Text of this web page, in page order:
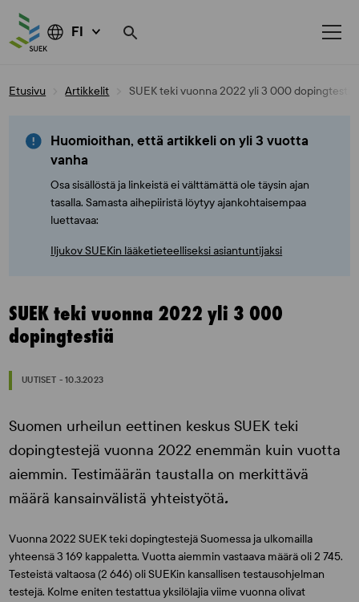
FI
Etusivu Artikkelit SUEK teki vuonna 2022 yli 3 000 dopingtestiä
Huomioithan, että artikkeli on yli 3 vuotta
vanha
Osa sisällöstä ja linkeistä ei välttämättä ole täysin ajan
tasalla. Samasta aihepiiristä löytyy ajankohtaisempaa
luettavaa:
Iljukov SUEKin lääketieteelliseksi asiantuntijaksi
SUEK teki vuonna 2022 yli 3 000
dopingtestiä
UUTISET - 10.3.2023
Suomen urheilun eettinen keskus SUEK teki
dopingtestejä vuonna 2022 enemmän kuin vuotta
aiemmin. Testimäärän taustalla on merkittävä
määrä kansainvälistä yhteistyötä.
Vuonna 2022 SUEK teki dopingtestejä Suomessa ja ulkomailla
yhteensä 3 169 kappaletta. Vuotta aiemmin vastaava määrä oli 2 745.
Testeistä valtaosa (2 646) oli SUEKin kansallisen testausohjelman
testejä. Kolme eniten testattua yksilölajia viime vuonna olivat